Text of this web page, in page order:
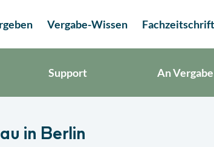
Vergabe-Wissen
Support An
in Berlin